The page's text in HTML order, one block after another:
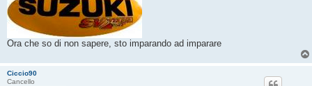
Ora che so di non sapere, sto imparando ad imparare
Ciccio90
Cancello